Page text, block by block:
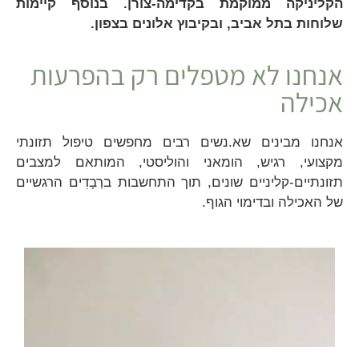
הקליניקה ממוקמת בקדימה-צורן. בנוסף קיימות
שלוחות בתל אביב, ובקיבוץ אלונים בצפון.
אנחנו לא מטפלים רק בהפרעות
אכילה
אנחנו מבינים שא.נשים רבים מחפשים טיפול תזונתי
מקצועי, רגיש, הומאני והוליסטי, המותאם למצבים
תזונתיים-קליניים שונים, תוך התחשבות ברְבָדִים הרגשיים
של האכילה ובדימוי הגוף.